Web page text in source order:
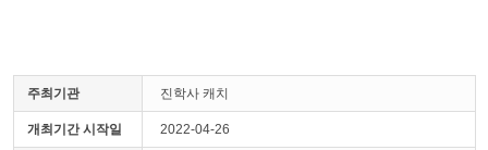
주최기관 진학사 캐치
개최기간 시작일 2022-04-26